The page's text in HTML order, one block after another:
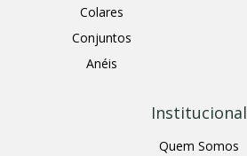
Colares
Conjuntos
Anéis
Institucional
Quem Somos